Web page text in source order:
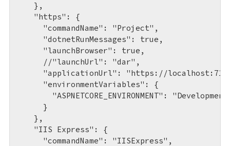
    },
    "https": {
      "commandName": "Project",
      "dotnetRunMessages": true,
      "launchBrowser": true,
      //"launchUrl": "dar",
"applicationUrl": "https://
      "environmentVariables": {
"ASPNETCORE_ENVIRONMENT":
      }
    },
    "IIS Express": {
      "commandName": "IISExpress",